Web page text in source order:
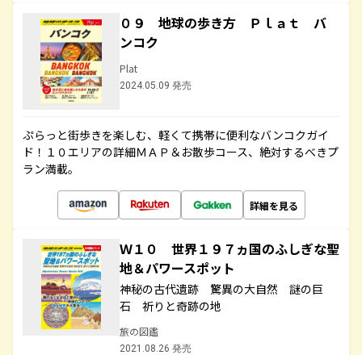
０９ 地球の歩き方 Ｐｌａｔ バ
ンコク
Plat
2024.05.09 発売
ぷらっと街歩きを楽しむ、軽くて携帯に便利なバンコクガイ
ド！１０エリアの詳細ＭＡＰ＆お散歩コース、絶対するべきプ
ラン満載。
詳細を見る
Ｗ１０ 世界１９７ヵ国のふしぎな聖
地＆パワースポット
神秘の古代遺跡 驚異の大自然 謎の巨
石 祈りと奇跡の地
旅の図鑑
2021.08.26 発売